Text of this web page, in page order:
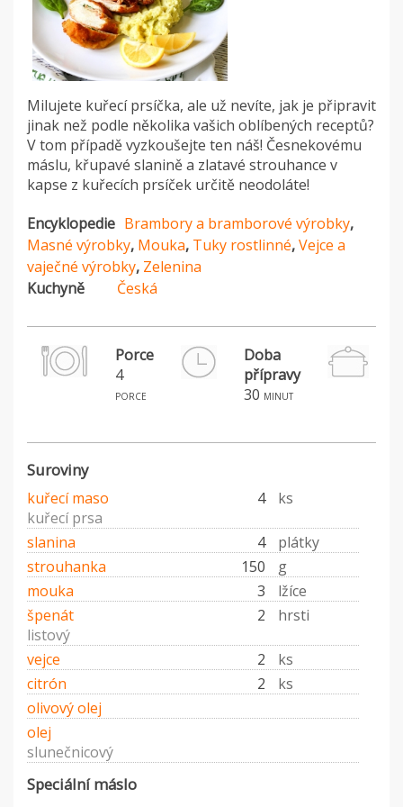
Milujete kuřecí prsíčka, ale už nevíte, jak je připravit
jinak než podle několika vašich oblíbených receptů?
V tom případě vyzkoušejte ten náš! Česnekovému
máslu, křupavé slanině a zlatavé strouhance v
kapse z kuřecích prsíček určitě neodoláte!
Encyklopedie Brambory a bramborové výrobky,
Masné výrobky, Mouka, Tuky rostlinné,Vejce a
vaječné výrobky, Zelenina
Kuchyně
Česká
Porce
4
porce
Doba
přípravy
30 minut
Suroviny
kuřecí maso 4
ks
kuřecí prsa
slanina
4
plátky
strouhanka
150
g
mouka
3
lžíce
špenát
2
hrsti
listový
vejce
2
ks
citrón
2
ks
olivový olej
olej
slunečnicový
Speciální máslo